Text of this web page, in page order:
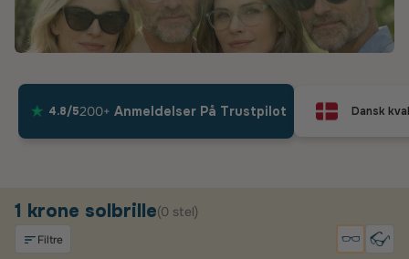
4.8/5200+ Anmeldelser På Trustpilot Dansk
1 krone solbrille(0 stel)
Filtre